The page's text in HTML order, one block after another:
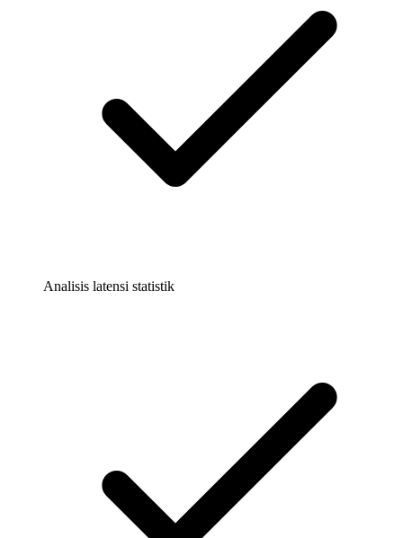
Analisis latensi statistik